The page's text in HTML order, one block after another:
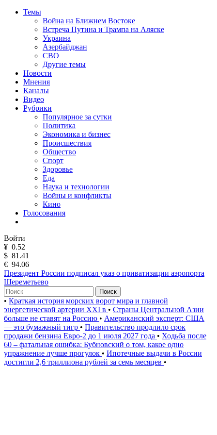
Темы
Война на Ближнем Востоке
Встреча Путина и Трампа на Аляске
Украина
Азербайджан
СВО
Другие темы
Новости
Мнения
Каналы
Видео
Рубрики
Популярное за сутки
Политика
Экономика и бизнес
Происшествия
Общество
Спорт
Здоровье
Еда
Наука и технологии
Войны и конфликты
Кино
Голосования
Войти
¥ 0.52
$ 81.41
€ 94.06
Президент России подписал указ о приватизации аэропорта
Шереметьево
Поиск
• Краткая история морских ворот мира и главной
энергетической артерии XXI в • Страны Центральной Азии
больше не ставят на Россию • Американский эксперт: США
— это бумажный тигр • Правительство продлило срок
продажи бензина Евро-2 до 1 июля 2027 года • Ходьба после
60 – фатальная ошибка: Бубновский о том, какое одно
упражнение лучше прогулок • Ипотечные выдачи в России
достигли 2,6 триллиона рублей за семь месяцев •